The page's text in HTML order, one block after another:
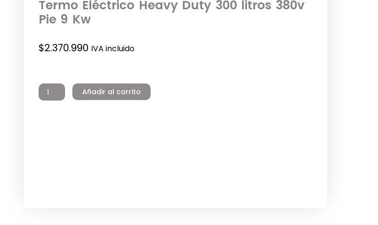
Termo Eléctrico Heavy Duty 300 litros 380v
Pie 9 Kw
$2.370.990 IVA incluido
Eléctrico
Heavy
Añadir al carrito